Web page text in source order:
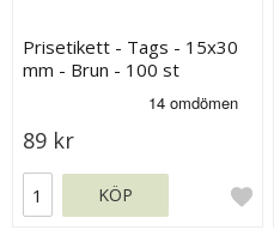
Prisetikett - Tags - 15x30
mm - Brun - 100 st
89 kr
KÖP